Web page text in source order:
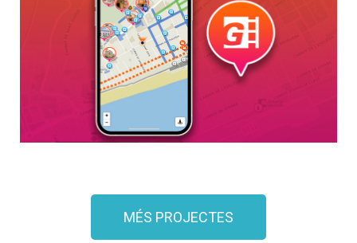
MÉS PROJECTES